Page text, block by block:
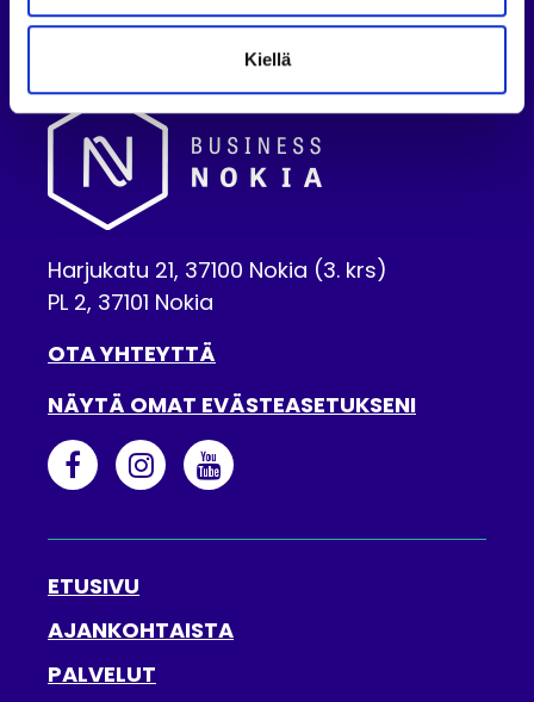
Kiellä
Harjukatu 21, 37100 Nokia (3. krs)
PL 2, 37101 Nokia
OTA YHTEYTTÄ
NÄYTÄ OMAT EVÄSTEASETUKSENI
BUSINESS NOKIA FACEBOOKISSA
NOKIAN KAUPUNKI
NOKIAN KAUPUNKI
ETUSIVU
AJANKOHTAISTA
PALVELUT